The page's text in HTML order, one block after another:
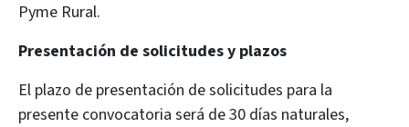
Pyme Rural.
Presentación de solicitudes y plazos
El plazo de presentación de solicitudes para la
presente convocatoria será de 30 días naturales,